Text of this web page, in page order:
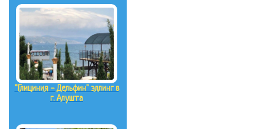
"Глициния - Дельфин" эллинг в
г. Алушта